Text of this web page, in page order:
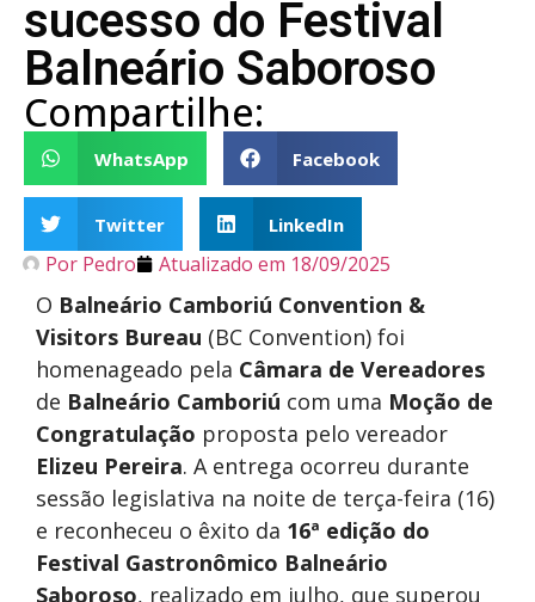
sucesso do Festival
Balneário Saboroso
Compartilhe:
WhatsApp Facebook
Twitter LinkedIn
Por Pedro Atualizado em 18/09/2025
O Balneário Camboriú Convention &
Visitors Bureau (BC Convention) foi
homenageado pela Câmara de Vereadores
de Balneário Camboriú com uma Moção de
Congratulação proposta pelo vereador
Elizeu Pereira. A entrega ocorreu durante
sessão legislativa na noite de terça-feira (16)
e reconheceu o êxito da 16ª edição do
Festival Gastronômico Balneário
Saboroso, realizado em julho, que superou